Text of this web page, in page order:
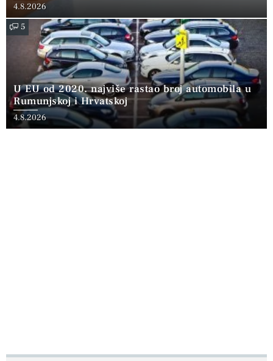
4.8.2026
5
U EU od 2020. najviše rastao broj automobila u
Rumunjskoj i Hrvatskoj
4.8.2026